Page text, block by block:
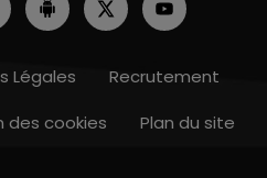
Légales
Recrutement
des cookies Plan du site